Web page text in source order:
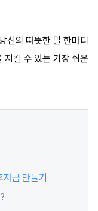
신의 따뜻한 말 한마디
지킬 수 있는 가장 쉬운
금 만들기